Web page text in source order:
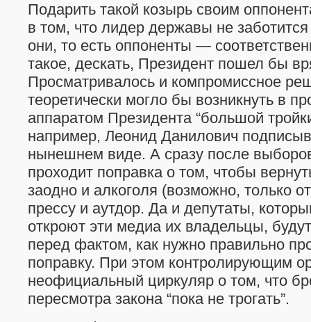
Подарить такой козырь своим
в том, что лидер державы не
они, то есть оппоненты —
такое, дескать, Президент пошел бы
Просматривалось и компромиссное
теоретически могло бы возникнуть в
аппаратом Президента “большой
например, Леонид Данилович
нынешнем виде. А сразу после
проходит поправка о том, чтобы
заодно и алкоголя (возможно, только
прессу и аутдор. Да и депутаты,
откроют эти медиа их владельцы,
перед фактом, как нужно правильно
поправку. При этом контролирующим
неофициальный циркуляр о том, что
пересмотра закона “пока не трогать”.